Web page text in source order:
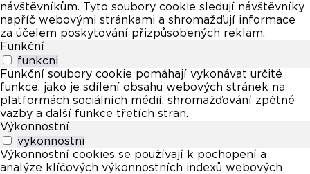
návštěvníkům. Tyto soubory cookie sledují návštěvníky
napříč webovými stránkami a shromažďují informace
za účelem poskytování přizpůsobených reklam.
Funkční
funkcni
Funkční soubory cookie pomáhají vykonávat určité
funkce, jako je sdílení obsahu webových stránek na
platformách sociálních médií, shromažďování zpětné
vazby a další funkce třetích stran.
Výkonnostní
vykonnostni
Výkonnostní cookies se používají k pochopení a
analýze klíčových výkonnostních indexů webových